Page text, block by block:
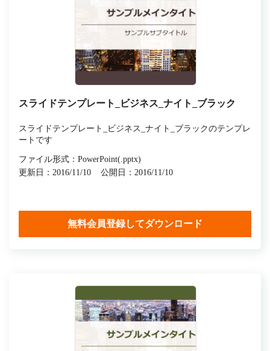
スライドテンプレート_ビジネス_ナイト_ブラック
スライドテンプレート_ビジネス_ナイト_ブラックのテンプレ
ートです
ファイル形式：PowerPoint(.pptx)
更新日：2016/11/10
公開日：2016/11/10
無料会員登録してダウンロード